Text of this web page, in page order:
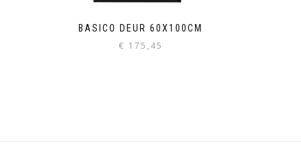
BASICO DEUR 60X100CM
€ 175,45